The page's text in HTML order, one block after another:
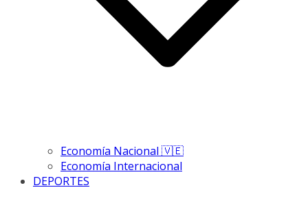
Economía Nacional 🇻🇪
Economía Internacional
DEPORTES